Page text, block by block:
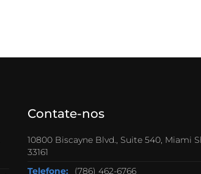
Contate-nos
10800 Biscayne Blvd., Suite 540, Miami
33161
Telefone:
(786) 462-6766